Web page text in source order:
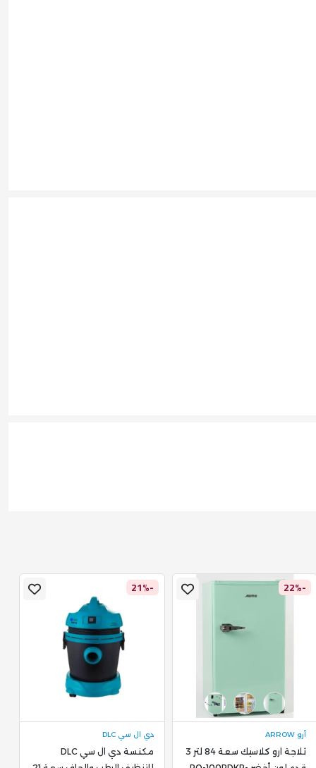
-22%
أرو ARROW
ثلاجة ارو كلاسيك سعة 84 لتر 3
-21%
دي ال سي DLC
مكنسة دي ال سي DLC